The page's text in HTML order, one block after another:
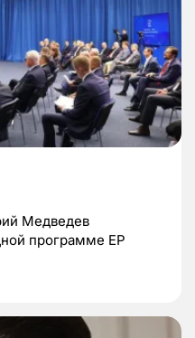
Медведев
программе ЕР